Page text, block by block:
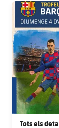
Palau
Estadi
Barça
Ciutat
La
més
Serveis
més
SUB9
SUB9
SUB8
Fotos
Mini
Base
més
MÉS
més
Barça
més
FC Barcelona
Tots els